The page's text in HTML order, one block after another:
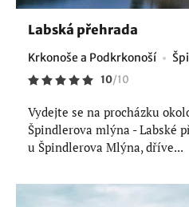
Labská přehrada
Krkonoše a Podkrkonoší
10/10
Vydejte se na procházku
Špindlerova mlýna - Labské
u Špindlerova Mlýna, dříve...